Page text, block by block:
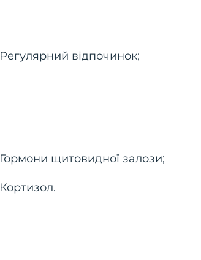
Регулярний відпочинок;
Гормони щитовидної залози;
Кортизол.